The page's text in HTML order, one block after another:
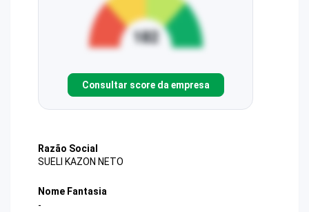
Consultar score da empresa
Razão Social
SUELI KAZON NETO
Nome Fantasia
-